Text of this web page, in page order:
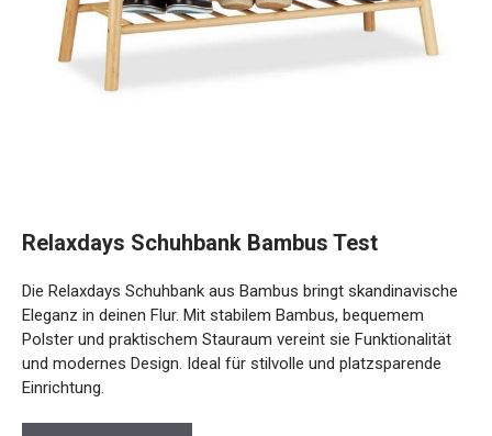
Relaxdays Schuhbank Bambus Test
Die Relaxdays Schuhbank aus Bambus bringt skandinavische
Eleganz in deinen Flur. Mit stabilem Bambus, bequemem
Polster und praktischem Stauraum vereint sie Funktionalität
und modernes Design. Ideal für stilvolle und platzsparende
Einrichtung.